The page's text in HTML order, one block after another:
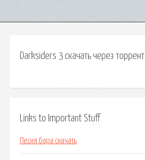
Darksiders 3 скачать через торрент
Links to Important Stuff
Песня бара скачать